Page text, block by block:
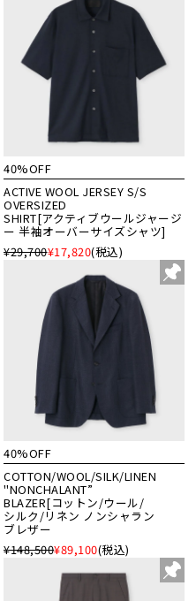
40%OFF
ACTIVE WOOL JERSEY S/S
OVERSIZED
SHIRT[アクティブウールジャージ
ー 半袖オーバーサイズシャツ]
¥29,700¥17,820(税込)
40%OFF
COTTON/WOOL/SILK/LINEN
"NONCHALANT”
BLAZER[コットン/ウール/
シルク/リネン ノンシャラン
ブレザー
¥148,500¥89,100(税込)